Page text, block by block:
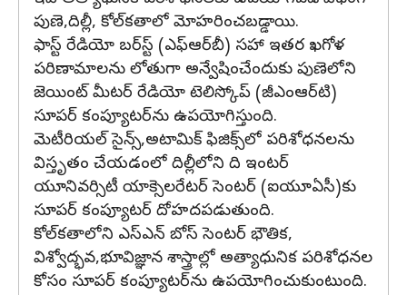
పుణె,దిల్లీ, కోల్‌కతాలో మోహరించబడ్డాయి.
ఫాస్ట్ రేడియో బర్‌స్ట్‌ (ఎఫ్‌ఆర్‌బీ) సహా ఇతర ఖగోళ
పరిణామాలను లోతుగా అన్వేషించేందుకు పుణెలోని
జెయింట్ మీటర్ రేడియో టెలిస్కోప్ (జీఎంఆర్‌టి)
సూపర్ కంప్యూటర్‌ను ఉపయోగిస్తుంది.
మెటీరియల్ సైన్స్,అటామిక్ ఫిజిక్స్‌లో పరిశోధనలను
విస్తృతం చేయడంలో దిల్లీలోని ది ఇంటర్
యూనివర్సిటీ యాక్సెలరేటర్ సెంటర్ (ఐయూఏసీ)కు
సూపర్ కంప్యూటర్ దోహదపడుతుంది.
కోల్‌కతాలోని ఎస్‌ఎన్‌ బోస్ సెంటర్ భౌతిక,
విశ్వోద్భవ,భూవిజ్ఞాన శాస్త్రాల్లో అత్యాధునిక పరిశోధనల
కోసం సూపర్ కంప్యూటర్‌ను ఉపయోగించుకుంటుంది.